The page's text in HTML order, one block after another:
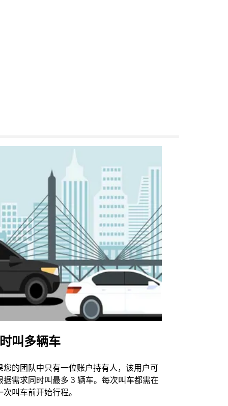
叫多辆车
您的团队中只有一位账户持有人，该用户可
据需求同时叫最多 3 辆车。每次叫车都需在
次叫车前开始行程。